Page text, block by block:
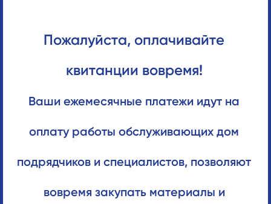
Пожалуйста, оплачивайте
квитанции вовремя!
Ваши ежемесячные платежи идут на
оплату работы обслуживающих дом
подрядчиков и специалистов, позволяют
вовремя закупать материалы и